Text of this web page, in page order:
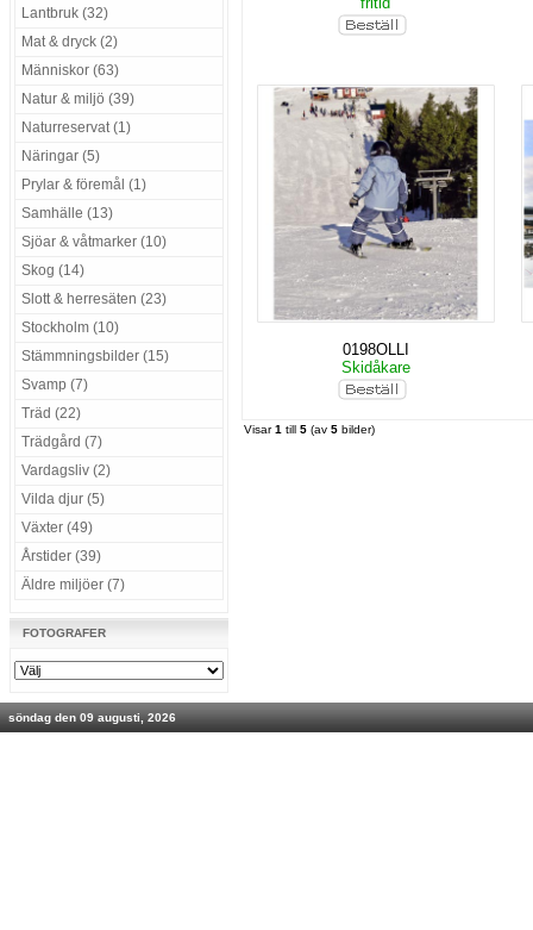
Lantbruk (32)
Mat & dryck (2)
Människor (63)
Natur & miljö (39)
Naturreservat (1)
Näringar (5)
Prylar & föremål (1)
Samhälle (13)
Sjöar & våtmarker (10)
Skog (14)
Slott & herresäten (23)
Stockholm (10)
Stämmningsbilder (15)
Svamp (7)
Träd (22)
Trädgård (7)
Vardagsliv (2)
Vilda djur (5)
Växter (49)
Årstider (39)
Äldre miljöer (7)
FOTOGRAFER
0198OLLI
Skidåkare
Visar1 till 5 (av 5 bilder)
söndag den 09 augusti, 2026